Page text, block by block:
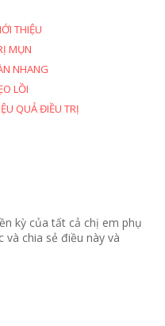
THIỆU
MỤN
NHANG
LỒI
QUẢ ĐIỀU TRỊ
kỳ của tất cả chị em phụ
chia sẻ điều này và